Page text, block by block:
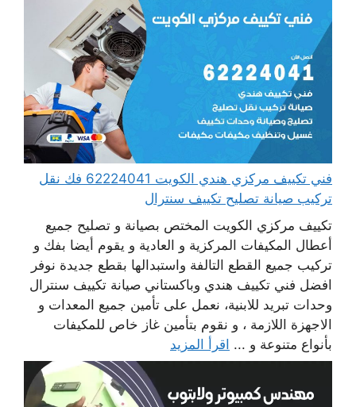
فني تكييف مركزي هندي الكويت 62224041 فك نقل
تركيب صيانة تصليح تكييف سنترال
تكييف مركزي الكويت المختص بصيانة و تصليح جميع
أعطال المكيفات المركزية و العادية و يقوم أيضا بفك و
تركيب جميع القطع التالفة واستبدالها بقطع جديدة نوفر
افضل فني تكييف هندي وباكستاني صيانة تكييف سنترال
وحدات تبريد للابنية، نعمل على تأمين جميع المعدات و
الاجهزة اللازمة ، و نقوم بتأمين غاز خاص للمكيفات
بأنواع متنوعة و ... اقرأ المزيد